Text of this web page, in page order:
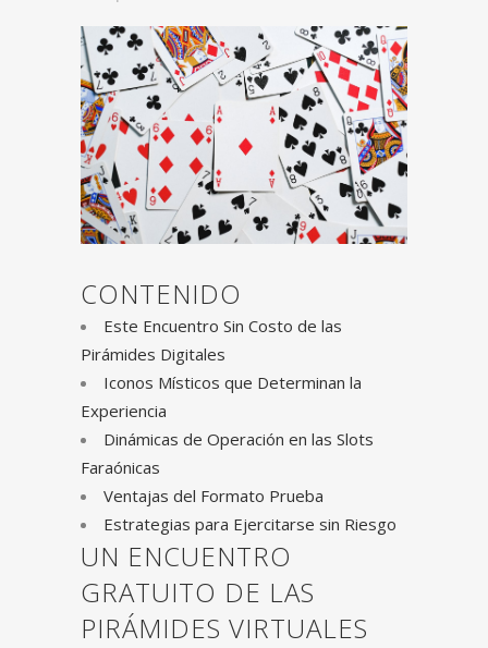
CONTENIDO
Este Encuentro Sin Costo de las
Pirámides Digitales
Iconos Místicos que Determinan la
Experiencia
Dinámicas de Operación en las Slots
Faraónicas
Ventajas del Formato Prueba
Estrategias para Ejercitarse sin Riesgo
UN ENCUENTRO
GRATUITO DE LAS
PIRÁMIDES VIRTUALES